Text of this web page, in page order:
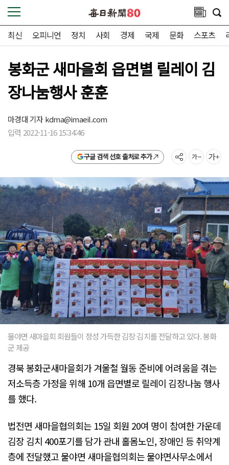
최신 오피니언 정치 사회 경제 국제 문화 스포츠
봉화군 새마을회 읍면별 릴레이 김
장나눔행사 훈훈
마경대 기자kdma@imaeil.com
입력 2022-11-16 15:34:46
구글 검색 선호 출처로 추가
물야면 새마을회 회원들이 정성 가득한 김장 김치를 전달하고 있다. 봉화
군 제공
경북 봉화군새마을회가 겨울철 월동 준비에 어려움을 겪는
저소득층 가정을 위해 10개 읍면별로 릴레이 김장나눔 행사
를 했다.
법전면 새마을협의회는 15일 회원 20여 명이 참여한 가운데
김장 김치 400포기를 담가 관내 홀몸노인, 장애인 등 취약계
층에 전달했고 물야면 새마을협의회는 물야면사무소에서